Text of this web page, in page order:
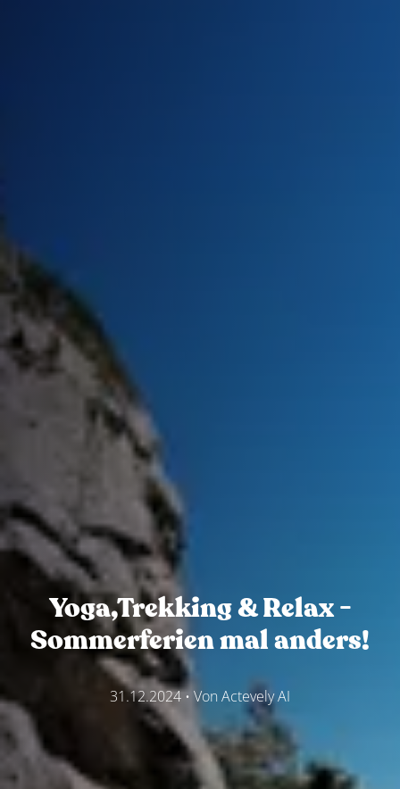
Yoga,Trekking & Relax -
Sommerferien mal anders!
31.12.2024• VonActevely AI